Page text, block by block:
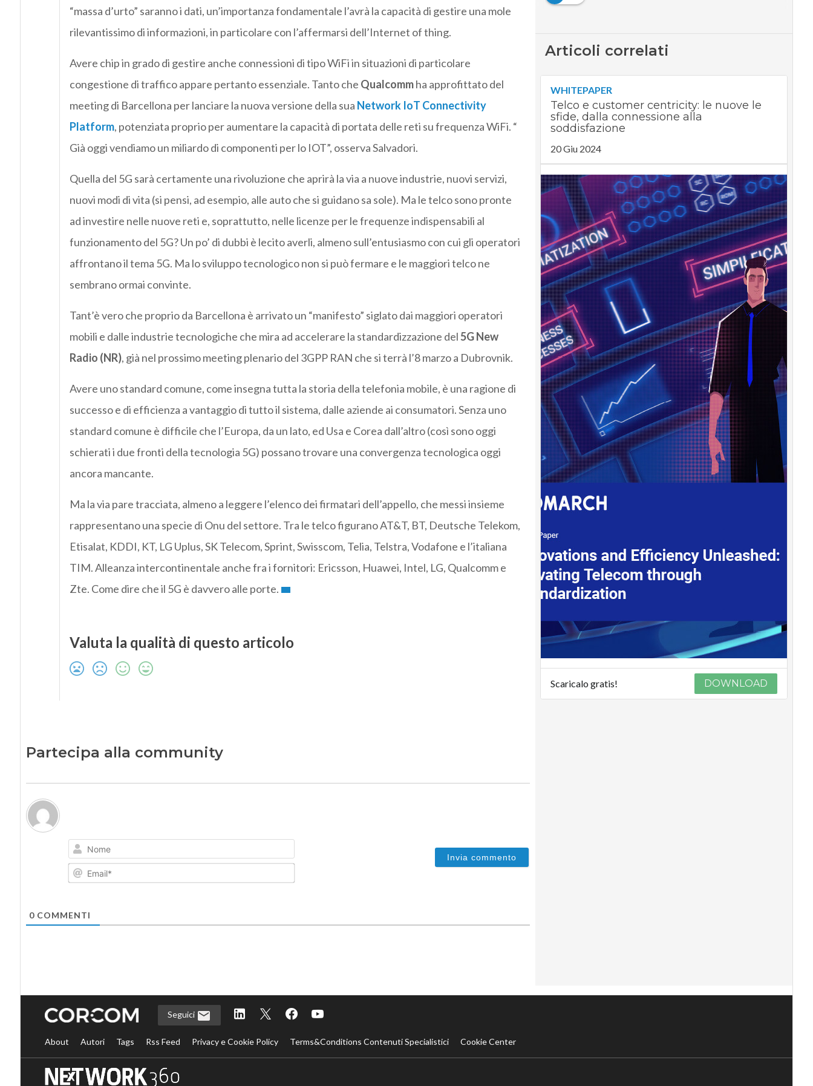
“massa d’urto” saranno i dati, un’importanza fondamentale l’avrà la capacità di gestire una mole
rilevantissimo di informazioni, in particolare con l’affermarsi dell’Internet of thing.
Avere chip in grado di gestire anche connessioni di tipo WiFi in situazioni di particolare
congestione di traffico appare pertanto essenziale. Tanto che Qualcommha approfittato del
meeting di Barcellona per lanciare la nuova versione della sua Network IoT Connectivity
Platform, potenziata proprio per aumentare la capacità di portata delle reti su frequenza WiFi. “
Già oggi vendiamo un miliardo di componenti per lo IOT”, osserva Salvadori.
Quella del 5G sarà certamente una rivoluzione che aprirà la via a nuove industrie, nuovi servizi,
nuovi modi di vita (si pensi, ad esempio, alle auto che si guidano sa sole). Ma le telco sono pronte
ad investire nelle nuove reti e, soprattutto, nelle licenze per le frequenze indispensabili al
funzionamento del 5G? Un po’ di dubbi è lecito averli, almeno sull’entusiasmo con cui gli operatori
affrontano il tema 5G. Ma lo sviluppo tecnologico non si può fermare e le maggiori telco ne
sembrano ormai convinte.
Tant’è vero che proprio da Barcellona è arrivato un “manifesto” siglato dai maggiori operatori
mobili e dalle industrie tecnologiche che mira ad accelerare la standardizzazione del5G New
Radio (NR), già nel prossimo meeting plenario del 3GPP RAN che si terrà l’8 marzo a Dubrovnik.
Avere uno standard comune, come insegna tutta la storia della telefonia mobile, è una ragione di
successo e di efficienza a vantaggio di tutto il sistema, dalle aziende ai consumatori. Senza uno
standard comune è difficile che l’Europa, da un lato, ed Usa e Corea dall’altro (così sono oggi
schierati i due fronti della tecnologia 5G) possano trovare una convergenza tecnologica oggi
ancora mancante.
Ma la via pare tracciata, almeno a leggere l’elenco dei firmatari dell’appello, che messi insieme
rappresentano una specie di Onu del settore. Tra le telco figurano AT&T, BT, Deutsche Telekom,
Etisalat, KDDI, KT, LG Uplus, SK Telecom, Sprint, Swisscom, Telia, Telstra, Vodafone e l’italiana
TIM. Alleanza intercontinentale anche fra i fornitori: Ericsson, Huawei, Intel, LG, Qualcomm e
Zte. Come dire che il 5G è davvero alle porte.
Valuta la qualità di questo articolo
Partecipa alla community
Nome
Email*
0COMMENTI
Articoli correlati
WHITEPAPER
Telco e customer centricity: le nuove le
sfide, dalla connessione alla
soddisfazione
20 Giu 2024
Scaricalo gratis! DOWNLOAD
Seguici
About Autori Tags Rss Feed Privacy e Cookie Policy Terms&Conditions Contenuti Specialistici Cookie Center